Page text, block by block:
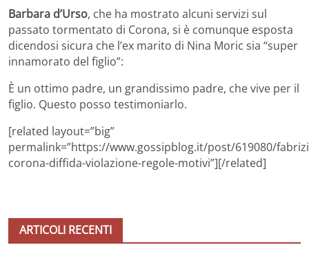
Barbara d’Urso, che ha mostrato alcuni servizi sul
passato tormentato di Corona, si è comunque esposta
dicendosi sicura che l’ex marito di Nina Moric sia “super
innamorato del figlio”:
È un ottimo padre, un grandissimo padre, che vive per il
figlio. Questo posso testimoniarlo.
[related layout=”big”
permalink=”https://www.gossipblog.it/post/619080/
corona-diffida-violazione-regole-motivi”][/related]
ARTICOLI RECENTI